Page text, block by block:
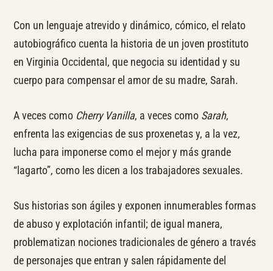
Con un lenguaje atrevido y dinámico, cómico, el relato
autobiográfico cuenta la historia de un joven prostituto
en Virginia Occidental, que negocia su identidad y su
cuerpo para compensar el amor de su madre, Sarah.
A veces como Cherry Vanilla, a veces como Sarah,
enfrenta las exigencias de sus proxenetas y, a la vez,
lucha para imponerse como el mejor y más grande
“lagarto”, como les dicen a los trabajadores sexuales.
Sus historias son ágiles y exponen innumerables formas
de abuso y explotación infantil; de igual manera,
problematizan nociones tradicionales de género a través
de personajes que entran y salen rápidamente del